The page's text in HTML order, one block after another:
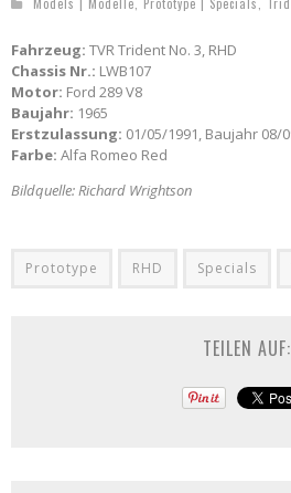
Fahrzeug: TVR Trident No. 3, RHD
Chassis Nr.: LWB107
Motor: Ford 289 V8
Baujahr: 1965
Erstzulassung: 01/05/1991, Baujahr 08/
Farbe: Alfa Romeo Red
Bildquelle: Richard Wrightson
Prototype RHD Specials
TEILEN AUF: